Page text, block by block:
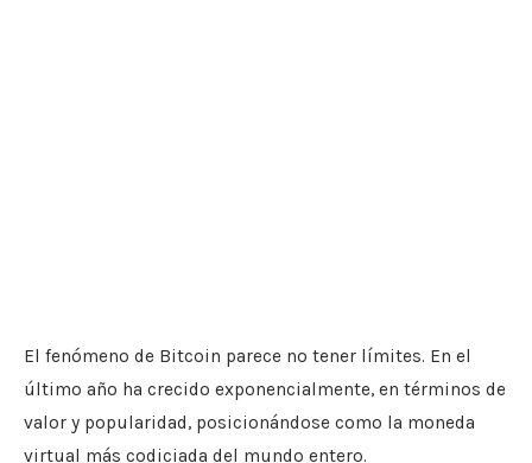
El fenómeno de Bitcoin parece no tener límites. En el
último año ha crecido exponencialmente, en términos de
valor y popularidad, posicionándose como la moneda
virtual más codiciada del mundo entero.